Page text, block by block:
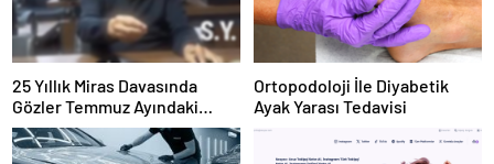
25 Yıllık Miras Davasında
Gözler Temmuz Ayındaki
Karar Duruşmasına Çevrildi
Ortopodoloji İle Diyabetik
Ayak Yarası Tedavisi